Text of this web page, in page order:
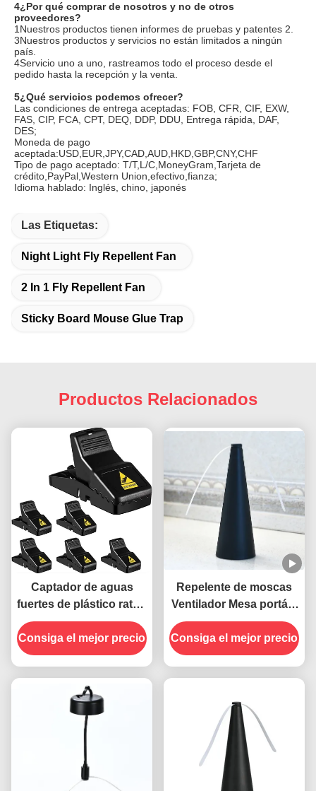
4¿Por qué comprar de nosotros y no de otros
proveedores?
1Nuestros productos tienen informes de pruebas y patentes 2.
3Nuestros productos y servicios no están limitados a ningún
país.
4Servicio uno a uno, rastreamos todo el proceso desde el
pedido hasta la recepción y la venta.
5¿Qué servicios podemos ofrecer?
Las condiciones de entrega aceptadas: FOB, CFR, CIF, EXW,
FAS, CIP, FCA, CPT, DEQ, DDP, DDU, Entrega rápida, DAF,
DES;
Moneda de pago
aceptada:USD,EUR,JPY,CAD,AUD,HKD,GBP,CNY,CHF
Tipo de pago aceptado: T/T,L/C,MoneyGram,Tarjeta de
crédito,PayPal,Western Union,efectivo,fianza;
Idioma hablado: Inglés, chino, japonés
Las Etiquetas:
Night Light Fly Repellent Fan
2 In 1 Fly Repellent Fan
Sticky Board Mouse Glue Trap
Productos Relacionados
Captador de aguas
fuertes de plástico ratón
ratones ratón trampa
Consiga el mejor precio
Repelente de moscas
Ventilador Mesa portátil
Mantenga alejadas a las
moscas con hojas
blandas Material ABS
Consiga el mejor precio